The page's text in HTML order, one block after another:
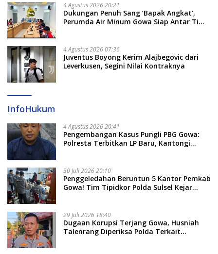
4 Agustus 2026 20:21
Dukungan Penuh Sang ‘Bapak Angkat’,
Perumda Air Minum Gowa Siap Antar Tim
4 Agustus 2026 07:36
Juventus Boyong Kerim Alajbegovic dari
Leverkusen, Segini Nilai Kontraknya
InfoHukum
4 Agustus 2026 20:41
Pengembangan Kasus Pungli PBG Gowa:
Polresta Terbitkan LP Baru, Kantongi
30 Juli 2026 20:10
Penggeledahan Beruntun 5 Kantor Pemkab
Gowa! Tim Tipidkor Polda Sulsel Kejar
29 Juli 2026 18:40
Dugaan Korupsi Terjang Gowa, Husniah
Talenrang Diperiksa Polda Terkait